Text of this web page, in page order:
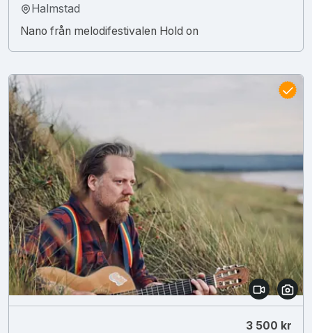
Halmstad
Nano från melodifestivalen Hold on
3 500 kr